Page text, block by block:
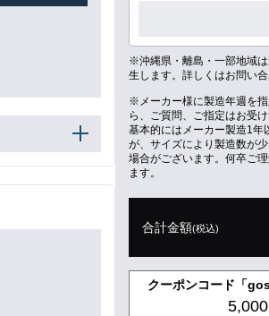
※沖縄県・離島・一部地域
生します。詳しくはお問い合
※メーカー様に製造年週を
ら、ご質問、ご指定はお受
基本的にはメーカー製造1年
が、サイズにより製造数が
場合がございます。何卒ご
ます。
合計金額(税込)
クーポンコード「
5,000